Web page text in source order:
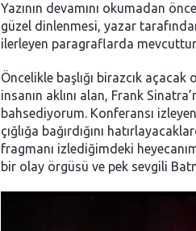
Yazının devamını okumadan
güzel dinlenmesi, yazar
ilerleyen paragraflarda
Öncelikle başlığı birazcık
insanın aklını alan, Frank
bahsediyorum. Konferansı
çığlığa bağırdığını
fragmanı izlediğimdeki
bir olay örgüsü ve pek sevgili